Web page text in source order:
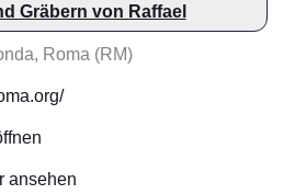
Gräbern von Raffael
Roma (RM)
ansehen